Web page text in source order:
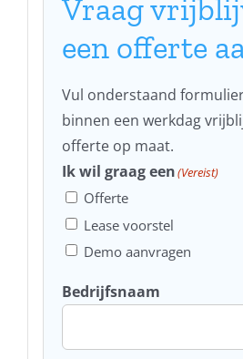
Vraag
een offerte
Vul onderstaand
binnen een werkdag
offerte op maat.
Ik wil graag een(Vereist)
Offerte
Lease voorstel
Demo aanvragen
Bedrijfsnaam